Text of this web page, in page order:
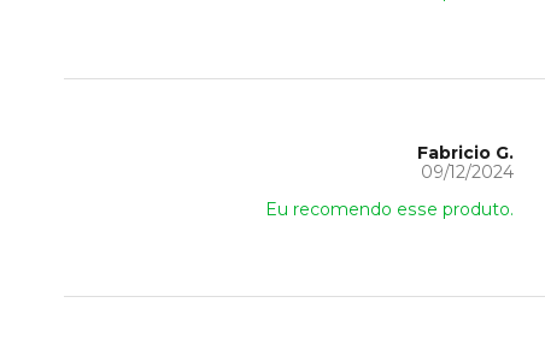
Fabricio G.
09/12/2024
Eu recomendo esse produto.